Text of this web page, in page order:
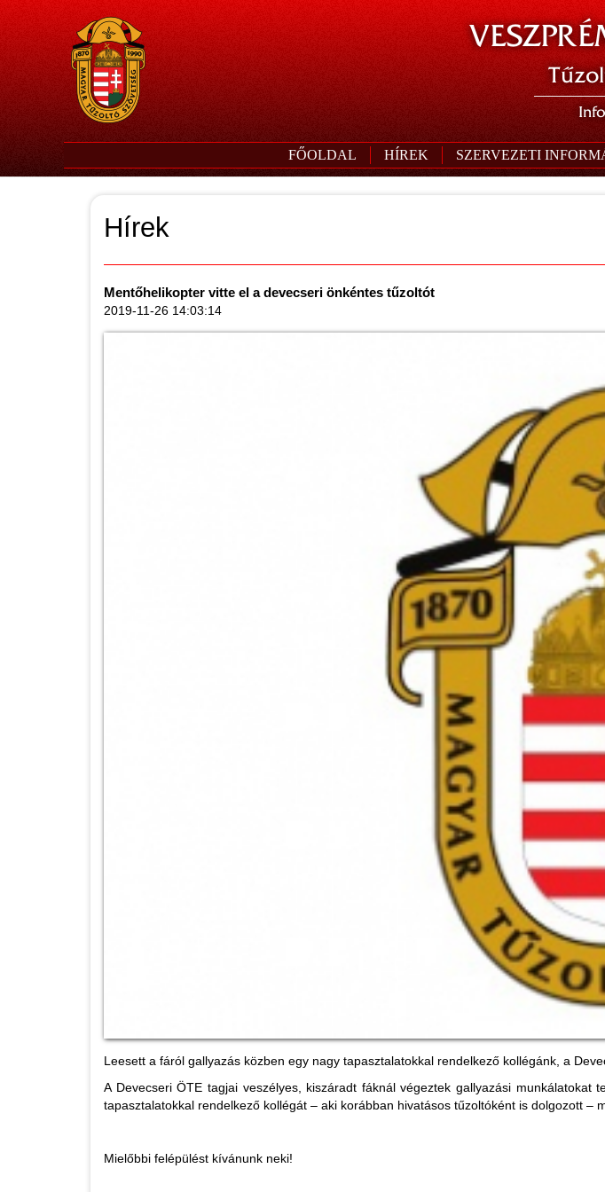
FŐOLDAL HÍREK SZERVEZETI
Hírek
Mentőhelikopter vitte el a devecseri önkéntes tűzoltót
2019-11-26 14:03:14
Leesett a fáról gallyazás közben egy nagy tapasztalatokkal rendelkező kollégánk, a
A Devecseri ÖTE tagjai veszélyes, kiszáradt fáknál végeztek gallyazási
tapasztalatokkal rendelkező kollégát – aki korábban hivatásos tűzoltóként is dolgozott –
Mielőbbi felépülést kívánunk neki!